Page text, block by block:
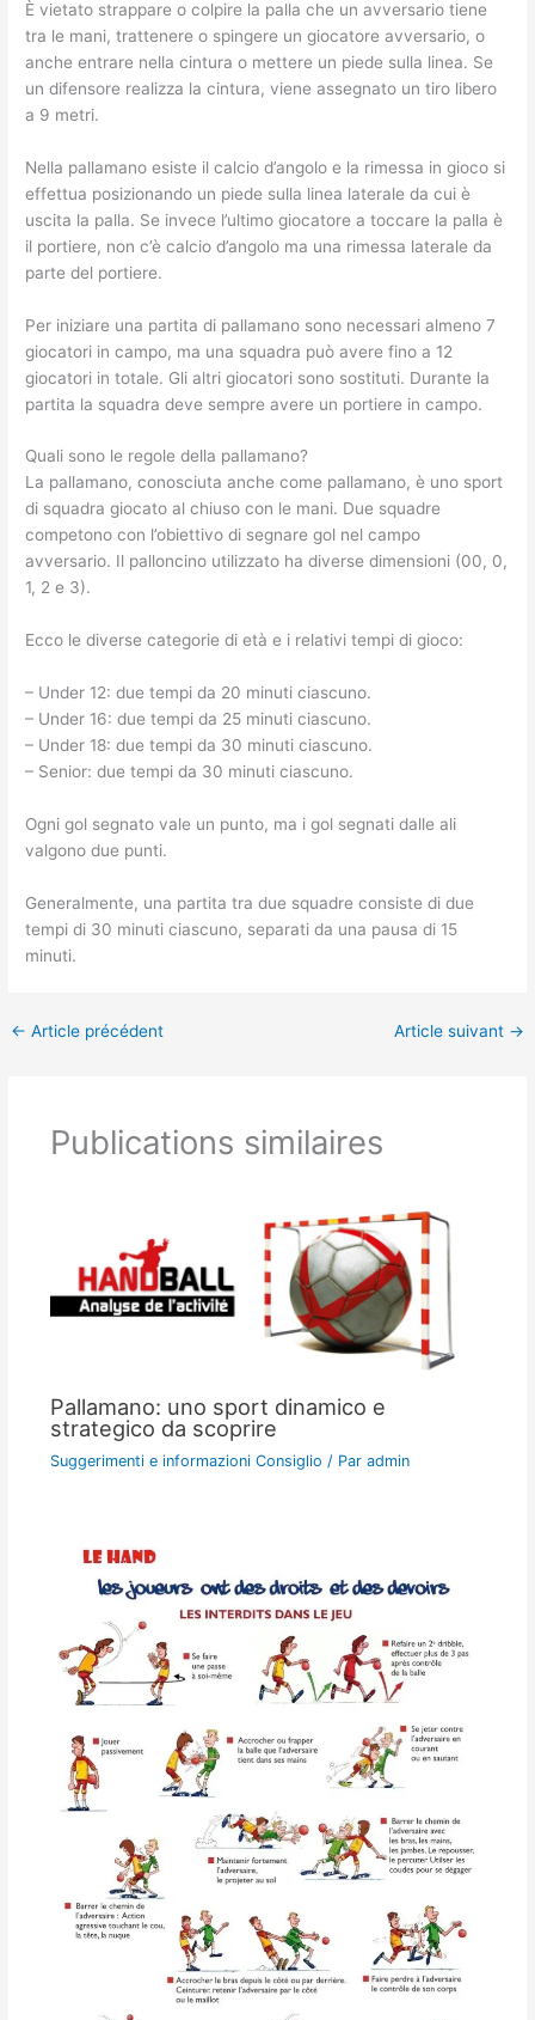
È vietato strappare o colpire la palla che un avversario tiene
tra le mani, trattenere o spingere un giocatore avversario, o
anche entrare nella cintura o mettere un piede sulla linea. Se
un difensore realizza la cintura, viene assegnato un tiro libero
a 9 metri.
Nella pallamano esiste il calcio d’angolo e la rimessa in gioco si
effettua posizionando un piede sulla linea laterale da cui è
uscita la palla. Se invece l’ultimo giocatore a toccare la palla è
il portiere, non c’è calcio d’angolo ma una rimessa laterale da
parte del portiere.
Per iniziare una partita di pallamano sono necessari almeno 7
giocatori in campo, ma una squadra può avere fino a 12
giocatori in totale. Gli altri giocatori sono sostituti. Durante la
partita la squadra deve sempre avere un portiere in campo.
Quali sono le regole della pallamano?
La pallamano, conosciuta anche come pallamano, è uno sport
di squadra giocato al chiuso con le mani. Due squadre
competono con l’obiettivo di segnare gol nel campo
avversario. Il palloncino utilizzato ha diverse dimensioni (00, 0,
1, 2 e 3).
Ecco le diverse categorie di età e i relativi tempi di gioco:
– Under 12: due tempi da 20 minuti ciascuno.
– Under 16: due tempi da 25 minuti ciascuno.
– Under 18: due tempi da 30 minuti ciascuno.
– Senior: due tempi da 30 minuti ciascuno.
Ogni gol segnato vale un punto, ma i gol segnati dalle ali
valgono due punti.
Generalmente, una partita tra due squadre consiste di due
tempi di 30 minuti ciascuno, separati da una pausa di 15
minuti.
← Article précédent Article suivant →
Publications similaires
Pallamano: uno sport dinamico e
strategico da scoprire
Suggerimenti e informazioni Consiglio / Par admin